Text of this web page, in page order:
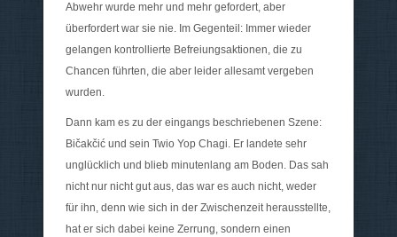
Abwehr wurde mehr und mehr gefordert, aber
überfordert war sie nie. Im Gegenteil: Immer wieder
gelangen kontrollierte Befreiungsaktionen, die zu
Chancen führten, die aber leider allesamt vergeben
wurden.
Dann kam es zu der eingangs beschriebenen Szene:
Bičakčić und sein Twio Yop Chagi. Er landete sehr
unglücklich und blieb minutenlang am Boden. Das sah
nicht nur nicht gut aus, das war es auch nicht, weder
für ihn, denn wie sich in der Zwischenzeit herausstellte,
hat er sich dabei keine Zerrung, sondern einen